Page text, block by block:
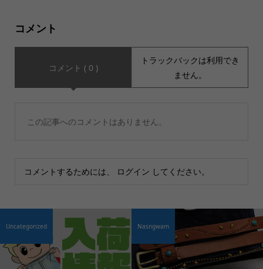
コメント
コメント ( 0 )
トラックバックは利用でき
ません。
この記事へのコメントはありません。
コメントするためには、 ログイン してください。
Uncategorized Nasngwam